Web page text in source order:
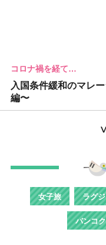
コロナ禍を経て…
入国条件緩和のマレ
編〜
女子旅 ラグ
バンコ